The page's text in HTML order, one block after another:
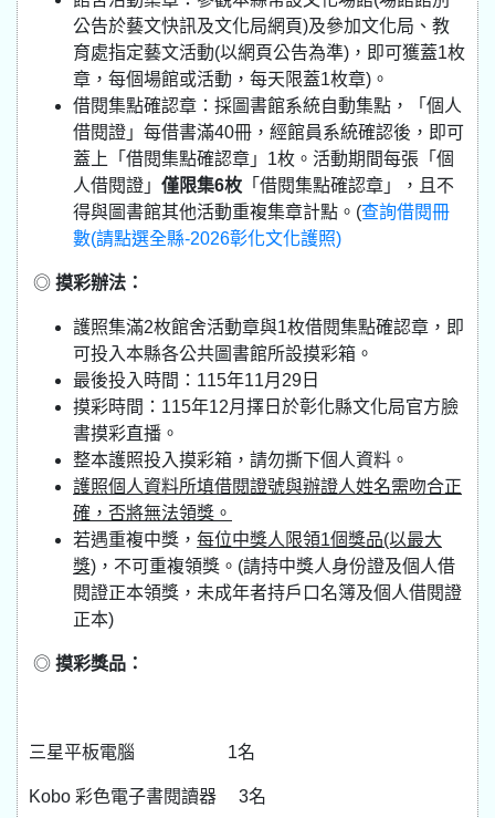
公告於藝文快訊及文化局網頁)及參加文化局、教
育處指定藝文活動(以網頁公告為準)，即可獲蓋1枚
章，每個場館或活動，每天限蓋1枚章)。
借閱集點確認章：採圖書館系統自動集點，「個人
借閱證」每借書滿40冊，經館員系統確認後，即可
蓋上「借閱集點確認章」1枚。活動期間每張「個
人借閱證」 僅限集6枚 「借閱集點確認章」，且不
得與圖書館其他活動重複集章計點。(查詢借閱冊
數(請點選全縣-2026彰化文化護照)
◎ 摸彩辦法：
護照集滿2枚館舍活動章與1枚借閱集點確認章，即
可投入本縣各公共圖書館所設摸彩箱。
最後投入時間：115年11月29日
摸彩時間：115年12月擇日於彰化縣文化局官方臉
書摸彩直播。
整本護照投入摸彩箱，請勿撕下個人資料。
護照個人資料所填借閱證號與辦證人姓名需吻合正
確，否將無法領獎。
若遇重複中獎， 每位中獎人限領1個獎品(以最大
獎) ，不可重複領獎。(請持中獎人身份證及個人借
閱證正本領獎，未成年者持戶口名簿及個人借閱證
正本)
◎ 摸彩獎品：
三星平板電腦 1名
Kobo 彩色電子書閱讀器 3名